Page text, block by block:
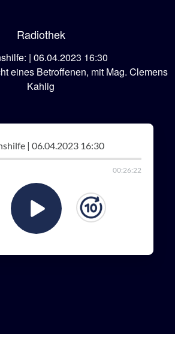
Radiothek
| 06.04.2023 16:30
eines Betroffenen, mit Mag. Clemens
Kahlig
| 06.04.2023 16:30
00:26:22